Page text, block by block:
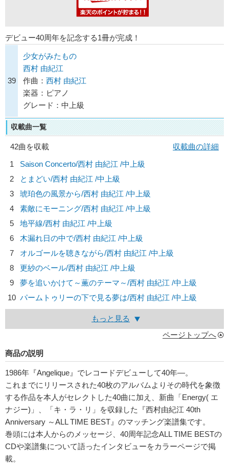
デビュー40周年を記念する1冊が完成！
39
少女がみたもの
西村 由紀江
作曲： 西村 由紀江
楽器：ピアノ
グレード：中上級
収載曲一覧
42曲を収載
収載曲の詳細
1
Saison Concerto/西村 由紀江 /中上級
2
とまどい/西村 由紀江 /中上級
3
琥珀色の風景から/西村 由紀江 /中上級
4
素敵にモーニング/西村 由紀江 /中上級
5
地平線/西村 由紀江 /中上級
6
木漏れ日の中で/西村 由紀江 /中上級
7
オルゴールを聴きながら/西村 由紀江 /中上級
8
更紗のベール/西村 由紀江 /中上級
9
夢を追いかけて～薫のテーマ～/西村 由紀江 /中上級
10 パームトゥリーの下で見る夢は/西村 由紀江 /中上級
もっと見る
ページトップへ
商品の説明
1986年『Angelique』でレコードデビューして40年―。
これまでにリリースされた40枚のアルバムよりその時代を象徴
する作品を本人がセレクトした40曲に加え、新曲「Energy( エ
ナジー)」、「キ・ラ・リ」を収録した『西村由紀江 40th
Anniversary ～ALL TIME BEST』のマッチング楽譜集です。
巻頭には本人からのメッセージ、40周年記念ALL TIME BESTの
CDや楽譜集について語ったインタビューをカラーページで掲
載。